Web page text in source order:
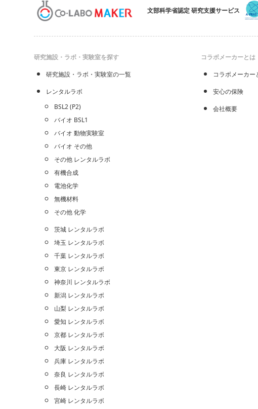
文部科学省認定 研究支援サービス
研究施設・ラボ・実験室を探す
研究施設・ラボ・実験室の一覧
レンタルラボ
BSL2 (P2)
バイオ BSL1
バイオ 動物実験室
バイオ その他
その他 レンタルラボ
有機合成
電池化学
無機材料
その他 化学
茨城 レンタルラボ
埼玉 レンタルラボ
千葉 レンタルラボ
東京 レンタルラボ
神奈川 レンタルラボ
新潟 レンタルラボ
山梨 レンタルラボ
愛知 レンタルラボ
京都 レンタルラボ
大阪 レンタルラボ
兵庫 レンタルラボ
奈良 レンタルラボ
長崎 レンタルラボ
宮崎 レンタルラボ
コラボメーカーとは
コラボメーカー
安心の保険
会社概要